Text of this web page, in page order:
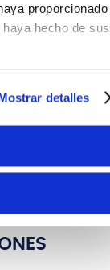
proporcionado
hecho de sus
detalles
madera de
por bateristas